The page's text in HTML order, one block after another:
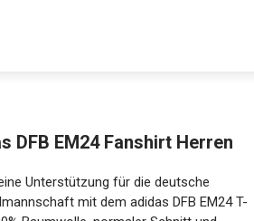
DFB EM24 Fanshirt Herren
Unterstützung für die deutsche
mit dem adidas DFB EM24 T-